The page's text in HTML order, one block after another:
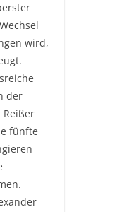
wird,
der
Reißer
fünfte